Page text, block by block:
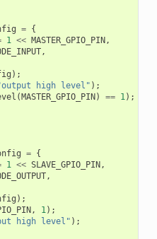
= {
1 << MASTER_GPIO_PIN,
,
);
high level" );
(MASTER_GPIO_PIN) == 1);
= {
1 << SLAVE_GPIO_PIN,
,
);
, 1);
high level" );